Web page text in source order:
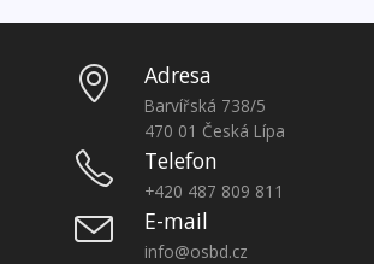
Adresa
Barvířská 738/5
470 01 Česká Lípa
Telefon
+420 487 809 811
E-mail
info@osbd.cz